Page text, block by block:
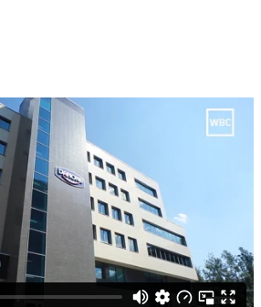
по продаже свежих и
190 заводов по всему
млн йогуртов в год.